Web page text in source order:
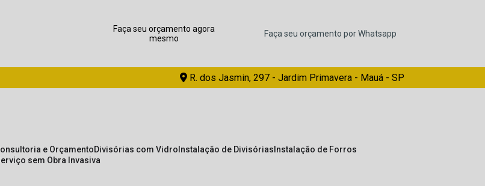
Faça seu orçamento agora
mesmo
Faça seu orçamento por Whatsapp
R. dos Jasmin, 297 - Jardim Primavera - Mauá - SP
Consultoria e Orçamento Divisórias com Vidro Instalação de Divisórias Instalação de Forros
Serviço sem Obra Invasiva